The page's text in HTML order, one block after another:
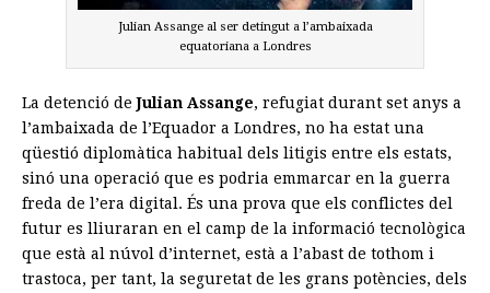
Julian Assange al ser detingut a l’ambaixada
equatoriana a Londres
La detenció deJulian Assange, refugiat durant set anys a
l’ambaixada de l’Equador a Londres, no ha estat una
qüestió diplomàtica habitual dels litigis entre els estats,
sinó una operació que es podria emmarcar en la guerra
freda de l’era digital. És una prova que els conflictes del
futur es lliuraran en el camp de la informació tecnològica
que està al núvol d’internet, està a l’abast de tothom i
trastoca, per tant, la seguretat de les grans potències, dels